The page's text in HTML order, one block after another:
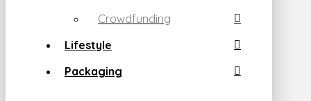
Crowdfunding
Lifestyle
Packaging